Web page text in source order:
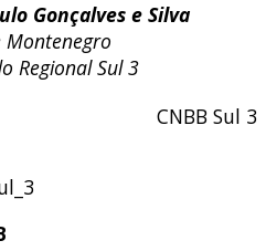
Gonçalves e Silva
Montenegro
Regional Sul 3
CNBB Sul 3